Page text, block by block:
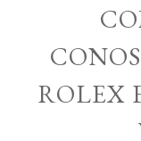
ROLEX